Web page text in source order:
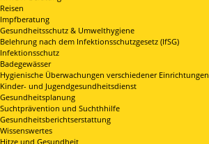
Reisen
Impfberatung
Gesundheitsschutz & Umwelthygiene
Belehrung nach dem Infektionsschutzgesetz (IfSG)
Infektionsschutz
Badegewässer
Hygienische Überwachungen verschiedener Einrichtungen
Kinder- und Jugendgesundheitsdienst
Gesundheitsplanung
Suchtprävention und Suchthhilfe
Gesundheitsberichtserstattung
Wissenswertes
Hitze und Gesundheit